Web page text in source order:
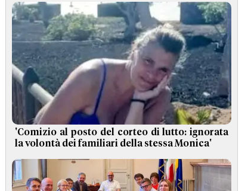
'Comizio al posto del corteo di lutto: ignorata
la volontà dei familiari della stessa Monica'